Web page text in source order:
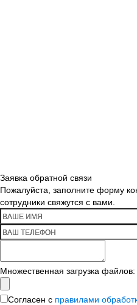
Заявка обратной связи
Пожалуйста, заполните форму
сотрудники свяжутся с вами.
Множественная загрузка файлов:
Согласен с правилами